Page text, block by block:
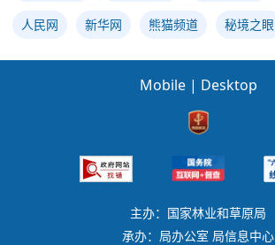
人民网 新华网 熊猫频道 秘境之眼
Mobile | Desktop
主办：国家林业和草原局
承办：局办公室 局信息中心